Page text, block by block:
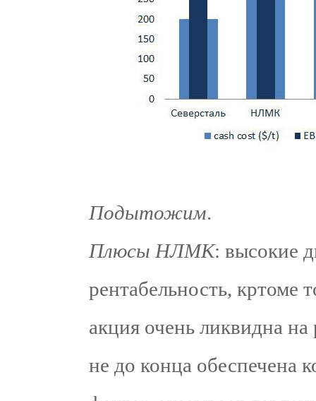
Подытожим.
Плюсы НЛМК: высокие
рентабельность, кртоме
акция очень ликвидна
не до конца обеспечена